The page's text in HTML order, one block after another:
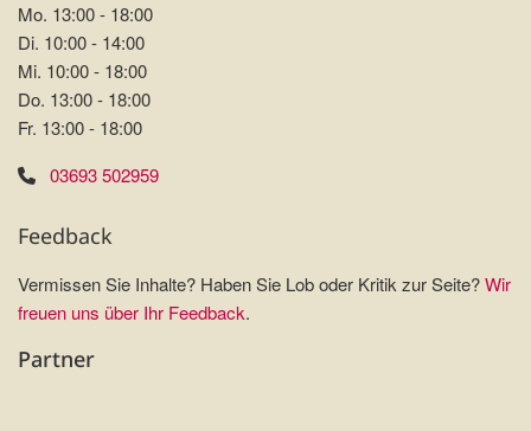
Mo. 13:00 - 18:00
Di. 10:00 - 14:00
Mi. 10:00 - 18:00
Do. 13:00 - 18:00
Fr. 13:00 - 18:00
03693 502959
Feedback
Vermissen Sie Inhalte? Haben Sie Lob oder Kritik zur Seite?Wir
freuen uns über Ihr Feedback.
Partner